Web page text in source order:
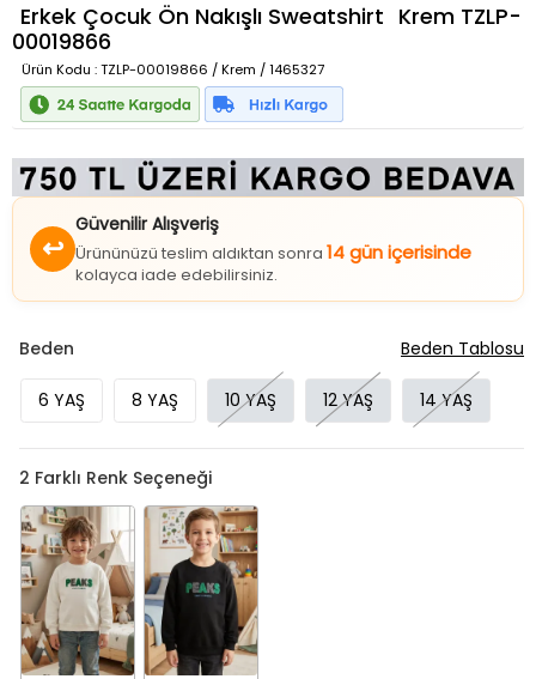
Erkek Çocuk Ön Nakışlı Sweatshirt Krem TZLP-
00019866
Ürün Kodu : TZLP-00019866 / Krem / 1465327
↩
Güvenilir Alışveriş
Ürününüzü teslim aldıktan sonra 14 gün içerisinde
kolayca iade edebilirsiniz.
Beden
6 YAŞ 8 YAŞ 10 YAŞ 12 YAŞ 14 YAŞ
Beden Tablosu
2 Farklı Renk Seçeneği